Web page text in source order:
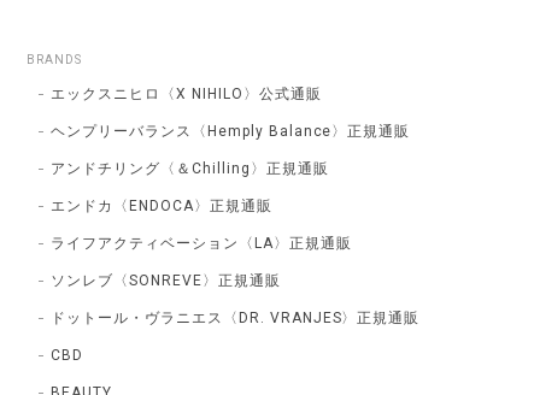
BRANDS
エックスニヒロ〈X NIHILO〉公式通販
ヘンプリーバランス〈Hemply Balance〉正規通販
アンドチリング〈＆Chilling〉正規通販
エンドカ〈ENDOCA〉正規通販
ライフアクティベーション〈LA〉正規通販
ソンレブ〈SONREVE〉正規通販
ドットール・ヴラニエス〈DR. VRANJES〉正規通販
CBD